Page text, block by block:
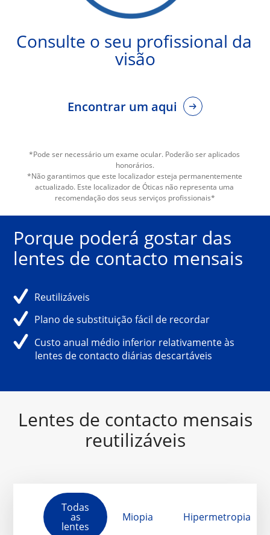
Consulte o seu profissional da
visão
Encontrar um aqui
*Pode ser necessário um exame ocular. Poderão ser aplicados
honorários.
*Não garantimos que este localizador esteja permanentemente
actualizado. Este localizador de Óticas não representa uma
recomendação dos seus serviços profissionais*
Porque poderá gostar das
lentes de contacto mensais
Reutilizáveis
Plano de substituição fácil de recordar
Custo anual médio inferior relativamente às
lentes de contacto diárias descartáveis
Lentes de contacto mensais
reutilizáveis
Todas
as
lentes
Miopia Hipermetropia